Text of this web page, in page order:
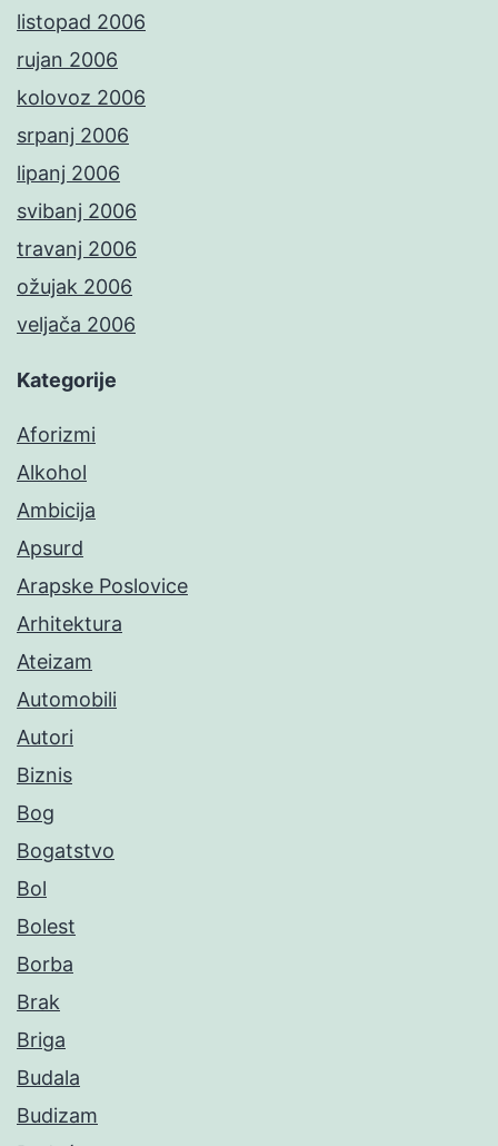
listopad 2006
rujan 2006
kolovoz 2006
srpanj 2006
lipanj 2006
svibanj 2006
travanj 2006
ožujak 2006
veljača 2006
Kategorije
Aforizmi
Alkohol
Ambicija
Apsurd
Arapske Poslovice
Arhitektura
Ateizam
Automobili
Autori
Biznis
Bog
Bogatstvo
Bol
Bolest
Borba
Brak
Briga
Budala
Budizam